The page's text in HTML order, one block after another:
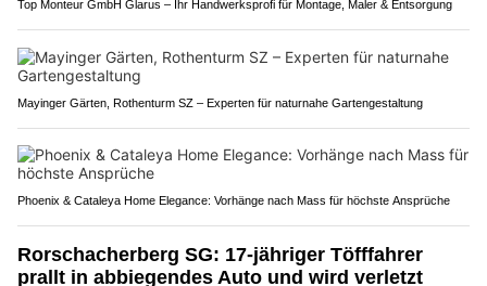
Top Monteur GmbH Glarus – Ihr Handwerksprofi für Montage, Maler & Entsorgung
Mayinger Gärten, Rothenturm SZ – Experten für naturnahe Gartengestaltung
Phoenix & Cataleya Home Elegance: Vorhänge nach Mass für höchste Ansprüche
Rorschacherberg SG: 17-jähriger Töfffahrer
prallt in abbiegendes Auto und wird verletzt